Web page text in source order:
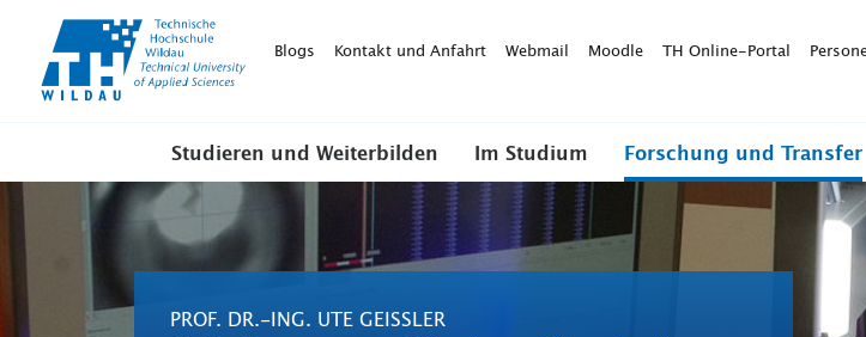
WildauBlogs Kontakt und Anfahrt Webmail Moodle TH Online-Portal
Studieren und Weiterbilden Im Studium Forschung und Transfer
PROF. DR.-ING. UTE GEISSLER